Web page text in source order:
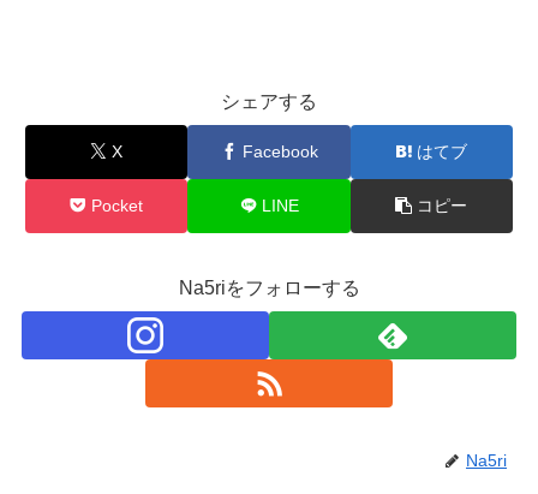
シェアする
X Facebook はてブ
Pocket LINE コピー
Na5riをフォローする
Na5ri